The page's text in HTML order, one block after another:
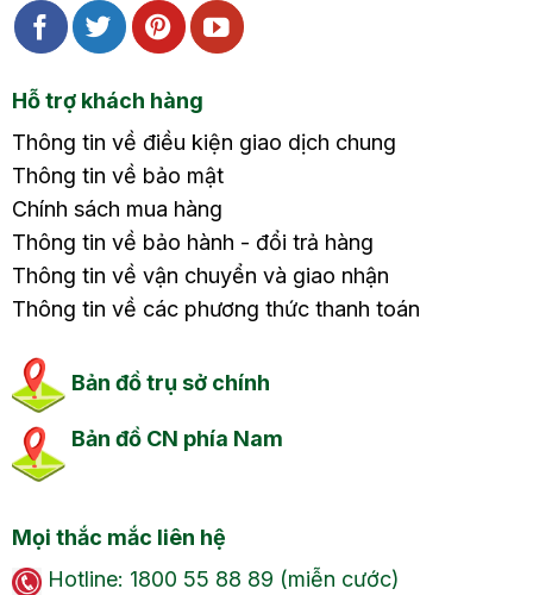
Hỗ trợ khách hàng
Thông tin về điều kiện giao dịch chung
Thông tin về bảo mật
Chính sách mua hàng
Thông tin về bảo hành - đổi trả hàng
Thông tin về vận chuyển và giao nhận
Thông tin về các phương thức thanh toán
Bản đồ trụ sở chính
Bản đồ CN phía Nam
Mọi thắc mắc liên hệ
Hotline: 1800 55 88 89 (miễn cước)